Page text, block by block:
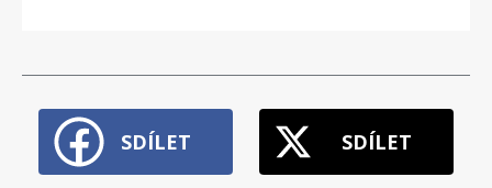
SDÍLET SDÍLET